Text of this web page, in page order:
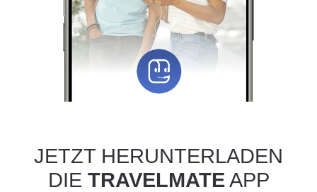
JETZT HERUNTERLADEN
DIE TRAVELMATEAPP